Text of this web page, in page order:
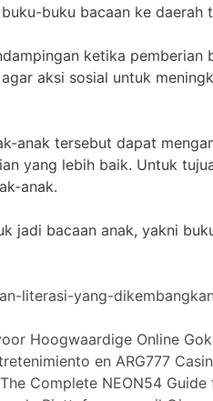
buku bacaan ke daerah
ketika pemberian
aksi sosial untuk
anak tersebut dapat
yang lebih baik. Untuk
anak.
jadi bacaan anak, yakni
literasi-yang-
Hoogwaardige Online
en ARG777
Complete NEON54